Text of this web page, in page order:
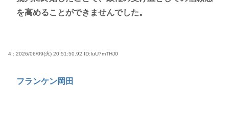
を高めることができませんでした。
4 : 2026/06/09(火) 20:51:50.92 ID:IuU7mTHJ0
フランケン岡田